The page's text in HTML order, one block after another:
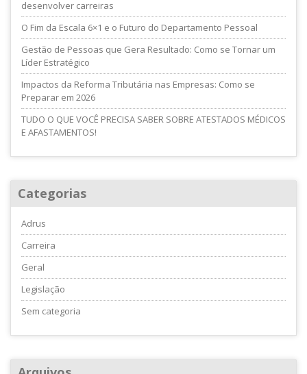
desenvolver carreiras
O Fim da Escala 6×1 e o Futuro do Departamento Pessoal
Gestão de Pessoas que Gera Resultado: Como se Tornar um
Líder Estratégico
Impactos da Reforma Tributária nas Empresas: Como se
Preparar em 2026
TUDO O QUE VOCÊ PRECISA SABER SOBRE ATESTADOS MÉDICOS
E AFASTAMENTOS!
Categorias
Adrus
Carreira
Geral
Legislação
Sem categoria